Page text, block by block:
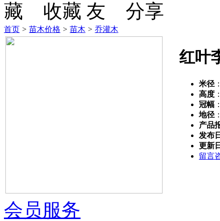
收藏 分享
首页 > 苗木价格 > 苗木 > 乔灌木
红叶
米径
高度
冠幅
地径
产品
发布
更新
留言
会员服务